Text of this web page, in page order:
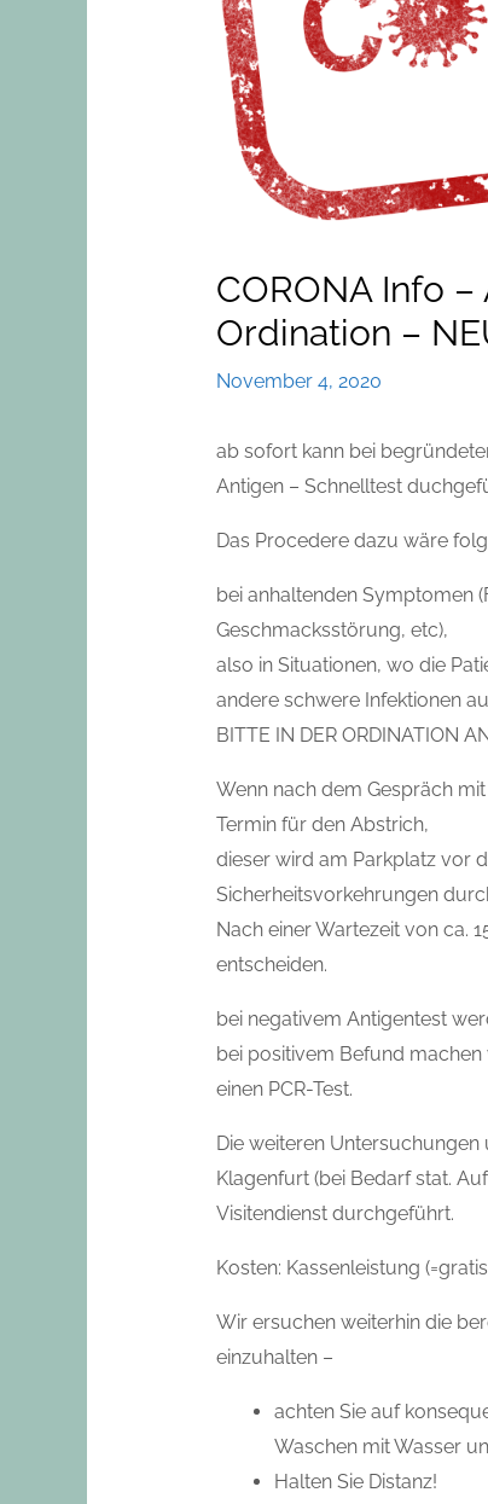
CORONA Info
Ordination –
November 4, 2020
ab sofort kann bei
Antigen – Schnelltest
Das Procedere dazu wäre
bei anhaltenden Symptomen
Geschmacksstörung, etc),
also in Situationen, wo die
andere schwere Infektionen
BITTE IN DER ORDINATION
Wenn nach dem Gespräch
Termin für den Abstrich,
dieser wird am Parkplatz vor
Sicherheitsvorkehrungen
Nach einer Wartezeit von ca.
entscheiden.
bei negativem Antigentest
bei positivem Befund
einen PCR-Test.
Die weiteren
Klagenfurt (bei Bedarf stat.
Visitendienst durchgeführt.
Kosten: Kassenleistung
Wir ersuchen weiterhin die
einzuhalten –
achten Sie auf
Waschen mit Wasser
Halten Sie Distanz!